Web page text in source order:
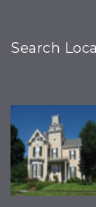
Search